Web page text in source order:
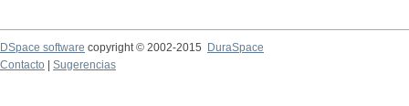
DSpace software copyright © 2002-2015
DuraSpace
Contacto
Sugerencias